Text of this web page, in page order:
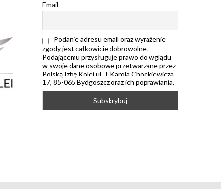
Email
Podanie adresu email oraz wyrażenie
zgody jest całkowicie dobrowolne.
Podającemu przysługuje prawo do wglądu
w swoje dane osobowe przetwarzane przez
Polską Izbę Kolei ul. J. Karola Chodkiewicza
17, 85-065 Bydgoszcz oraz ich poprawiania.